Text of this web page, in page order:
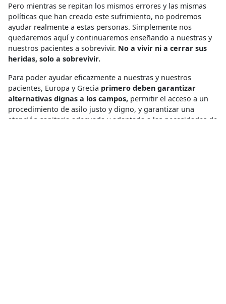
Pero mientras se repitan los mismos errores y las mismas
políticas que han creado este sufrimiento, no podremos
ayudar realmente a estas personas. Simplemente nos
quedaremos aquí y continuaremos enseñando a nuestras y
nuestros pacientes a sobrevivir. No a vivir ni a cerrar sus
heridas, solo a sobrevivir.
Para poder ayudar eficazmente a nuestras y nuestros
pacientes, Europa y Grecia primero deben garantizar
alternativas dignas a los campos, permitir el acceso a un
procedimiento de asilo justo y digno, y garantizar una
atención sanitaria adecuada y adaptada a las necesidades de